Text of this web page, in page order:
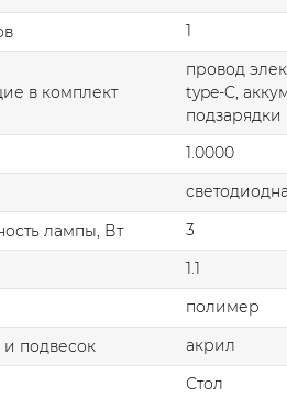
1
в комплект
провод
type-C,
подзарядки
1.0000
лампы, Вт
3
1.1
полимер
подвесок
акрил
Стол